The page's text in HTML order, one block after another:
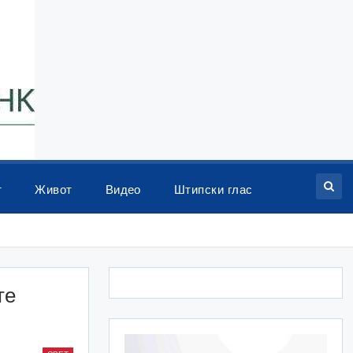
Живот Видео Штипски глас